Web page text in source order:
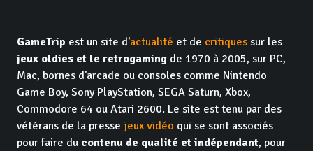
GameTrip est un site d'actualité et de critiques sur les
jeux oldies et le retrogaming de 1970 à 2005, sur PC,
Mac, bornes d'arcade ou consoles comme Nintendo
Game Boy, Sony PlayStation, SEGA Saturn, Xbox,
Commodore 64 ou Atari 2600. Le site est tenu par des
vétérans de la presse jeux vidéo qui se sont associés
pour faire du contenu de qualité et indépendant, pour